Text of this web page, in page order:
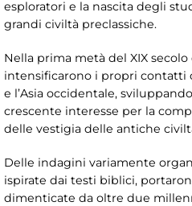
esploratori e la nascita degli
grandi civiltà preclassiche.
Nella prima metà del XIX
intensificarono i propri contatti
e l’Asia occidentale,
crescente interesse per la
delle vestigia delle antiche
Delle indagini variamente
ispirate dai testi biblici,
dimenticate da oltre due